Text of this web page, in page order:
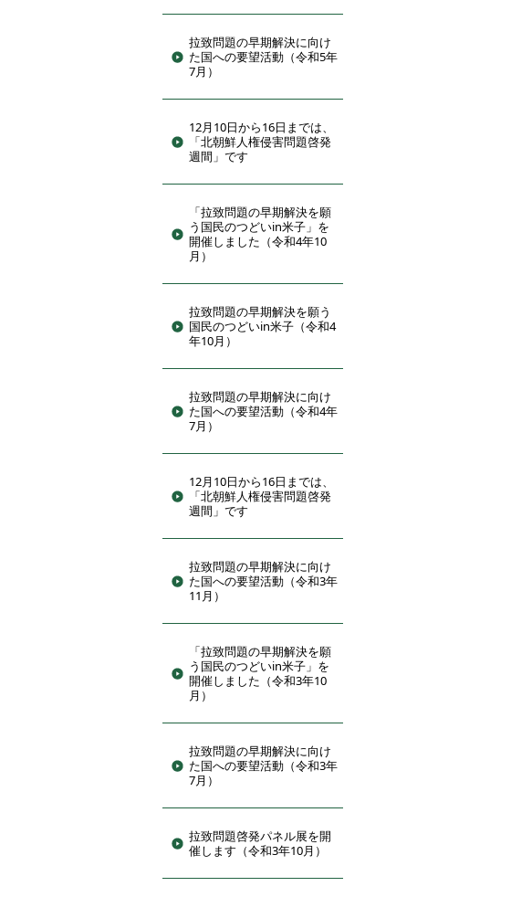
拉致問題の早期解決に向け
た国への要望活動（令和5年
7月）
12月10日から16日までは、
「北朝鮮人権侵害問題啓発
週間」です
「拉致問題の早期解決を願
う国民のつどいin米子」を
開催しました（令和4年10
月）
拉致問題の早期解決を願う
国民のつどいin米子（令和4
年10月）
拉致問題の早期解決に向け
た国への要望活動（令和4年
7月）
12月10日から16日までは、
「北朝鮮人権侵害問題啓発
週間」です
拉致問題の早期解決に向け
た国への要望活動（令和3年
11月）
「拉致問題の早期解決を願
う国民のつどいin米子」を
開催しました（令和3年10
月）
拉致問題の早期解決に向け
た国への要望活動（令和3年
7月）
拉致問題啓発パネル展を開
催します（令和3年10月）